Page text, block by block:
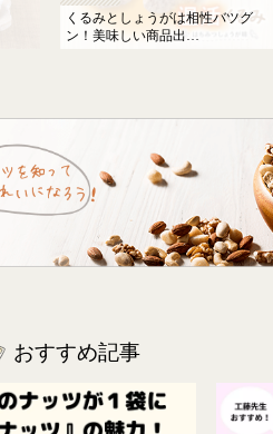
くるみとしょうがは相性バツグ
ン！美味しい商品出…
おすすめ記事